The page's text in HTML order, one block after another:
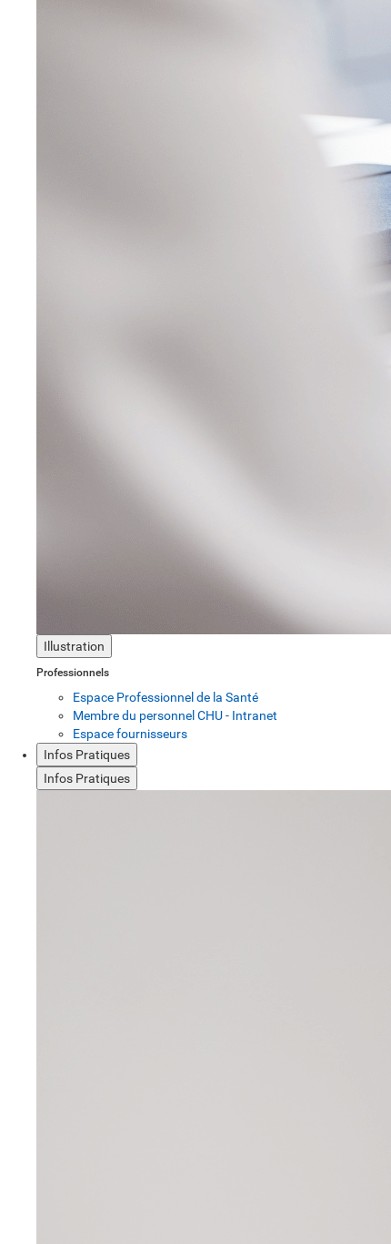
Illustration
Professionnels
Espace Professionnel de la Santé
Membre du personnel CHU - Intranet
Espace fournisseurs
Infos Pratiques
Infos Pratiques